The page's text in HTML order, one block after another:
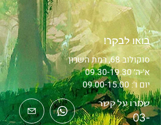
בואו לבקר!
סוקולוב 68, רמת השרון
א'-ה'09.30-19.30
יום ו': 09.00-15.00
שמרו על קשר
03-